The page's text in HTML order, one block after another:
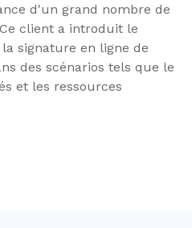
d'un grand nombre de
client a introduit le
signature en ligne de
des scénarios tels que le
et les ressources